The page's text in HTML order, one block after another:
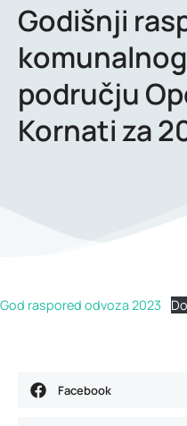
Godišnji
području
Kornati za
God raspored odvoza 2023
Facebook